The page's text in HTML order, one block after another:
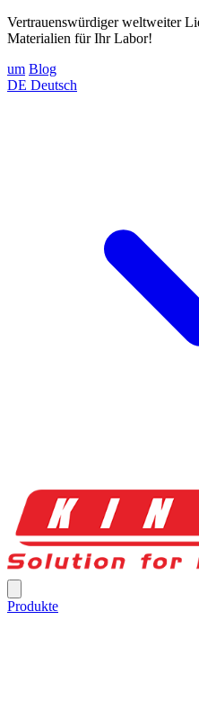
Vertrauenswürdiger weltweiter
Materialien für Ihr Labor!
um Blog
DE Deutsch
Produkte